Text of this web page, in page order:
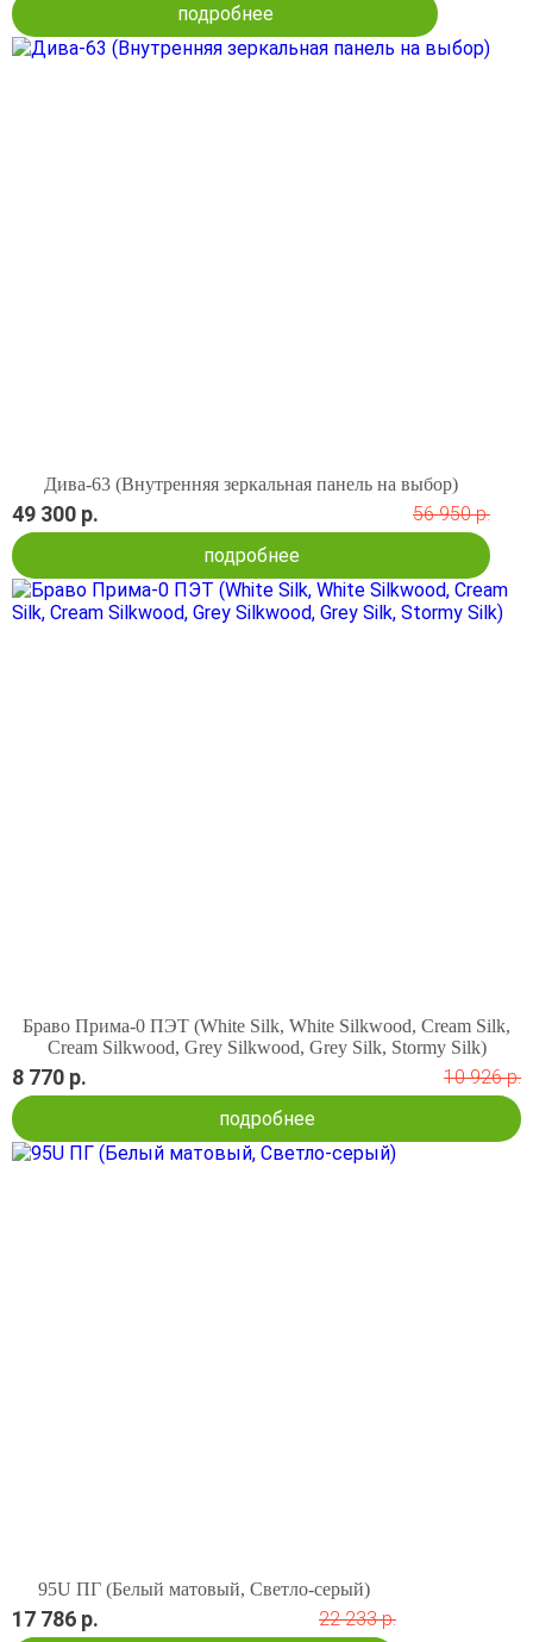
подробнее
Дива-63 (Внутренняя зеркальная панель на выбор)
49 300 р.
56 950 р.
подробнее
Браво Прима-0 ПЭТ (White Silk, White Silkwood, Cream Silk,
Cream Silkwood, Grey Silkwood, Grey Silk, Stormy Silk)
8 770 р.
10 926 р.
подробнее
95U ПГ (Белый матовый, Светло-серый)
17 786 р.
22 233 р.